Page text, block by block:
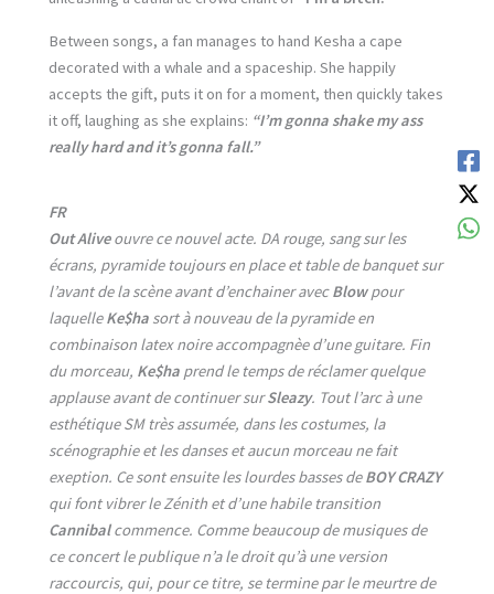
Between songs, a fan manages to hand Kesha a cape
decorated with a whale and a spaceship. She happily
accepts the gift, puts it on for a moment, then quickly takes
it off, laughing as she explains: “I’m gonna shake my ass
really hard and it’s gonna fall.”
FR
Out Aliveouvre ce nouvel acte. DA rouge, sang sur les
écrans, pyramide toujours en place et table de banquet sur
l’avant de la scène avant d’enchainer avecBlowpour
laquelleKe$ha sort à nouveau de la pyramide en
combinaison latex noire accompagnèe d’une guitare. Fin
du morceau, Ke$ha prend le temps de réclamer quelque
applause avant de continuer surSleazy. Tout l’arc à une
esthétique SM très assumée, dans les costumes, la
scénographie et les danses et aucun morceau ne fait
exeption. Ce sont ensuite les lourdes basses deBOY CRAZY
qui font vibrer le Zénith et d’une habile transition
Cannibalcommence. Comme beaucoup de musiques de
ce concert le publique n’a le droit qu’à une version
raccourcis, qui, pour ce titre, se termine par le meurtre de